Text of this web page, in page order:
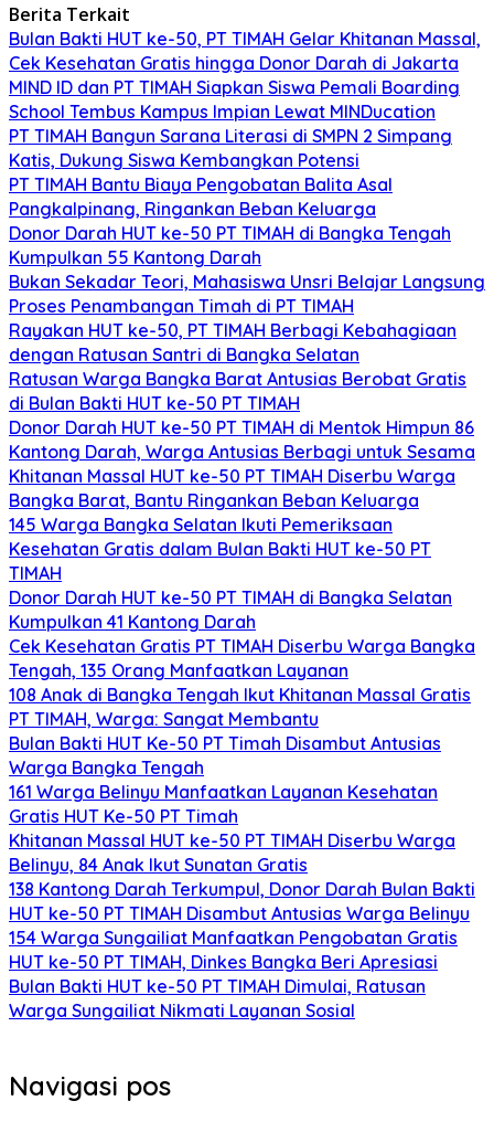
Berita Terkait
Bulan Bakti HUT ke-50, PT TIMAH Gelar Khitanan Massal,
Cek Kesehatan Gratis hingga Donor Darah di Jakarta
MIND ID dan PT TIMAH Siapkan Siswa Pemali Boarding
School Tembus Kampus Impian Lewat MINDucation
PT TIMAH Bangun Sarana Literasi di SMPN 2 Simpang
Katis, Dukung Siswa Kembangkan Potensi
PT TIMAH Bantu Biaya Pengobatan Balita Asal
Pangkalpinang, Ringankan Beban Keluarga
Donor Darah HUT ke-50 PT TIMAH di Bangka Tengah
Kumpulkan 55 Kantong Darah
Bukan Sekadar Teori, Mahasiswa Unsri Belajar Langsung
Proses Penambangan Timah di PT TIMAH
Rayakan HUT ke-50, PT TIMAH Berbagi Kebahagiaan
dengan Ratusan Santri di Bangka Selatan
Ratusan Warga Bangka Barat Antusias Berobat Gratis
di Bulan Bakti HUT ke-50 PT TIMAH
Donor Darah HUT ke-50 PT TIMAH di Mentok Himpun 86
Kantong Darah, Warga Antusias Berbagi untuk Sesama
Khitanan Massal HUT ke-50 PT TIMAH Diserbu Warga
Bangka Barat, Bantu Ringankan Beban Keluarga
145 Warga Bangka Selatan Ikuti Pemeriksaan
Kesehatan Gratis dalam Bulan Bakti HUT ke-50 PT
TIMAH
Donor Darah HUT ke-50 PT TIMAH di Bangka Selatan
Kumpulkan 41 Kantong Darah
Cek Kesehatan Gratis PT TIMAH Diserbu Warga Bangka
Tengah, 135 Orang Manfaatkan Layanan
108 Anak di Bangka Tengah Ikut Khitanan Massal Gratis
PT TIMAH, Warga: Sangat Membantu
Bulan Bakti HUT Ke-50 PT Timah Disambut Antusias
Warga Bangka Tengah
161 Warga Belinyu Manfaatkan Layanan Kesehatan
Gratis HUT Ke-50 PT Timah
Khitanan Massal HUT ke-50 PT TIMAH Diserbu Warga
Belinyu, 84 Anak Ikut Sunatan Gratis
138 Kantong Darah Terkumpul, Donor Darah Bulan Bakti
HUT ke-50 PT TIMAH Disambut Antusias Warga Belinyu
154 Warga Sungailiat Manfaatkan Pengobatan Gratis
HUT ke-50 PT TIMAH, Dinkes Bangka Beri Apresiasi
Bulan Bakti HUT ke-50 PT TIMAH Dimulai, Ratusan
Warga Sungailiat Nikmati Layanan Sosial
Navigasi pos